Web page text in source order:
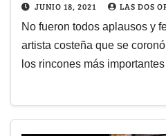
JUNIO 18, 2021 LAS DOS
No fueron todos aplausos y
artista costeña que se
los rincones más